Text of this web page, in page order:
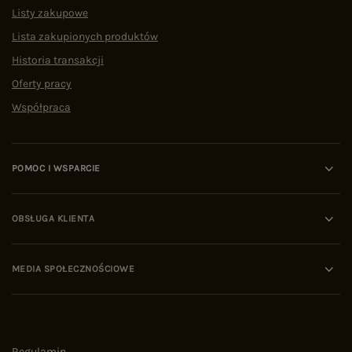
Listy zakupowe
Lista zakupionych produktów
Historia transakcji
Oferty pracy
Współpraca
POMOC I WSPARCIE
OBSŁUGA KLIENTA
MEDIA SPOŁECZNOŚCIOWE